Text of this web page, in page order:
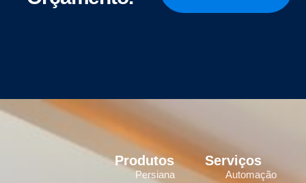
Produtos
Persiana
Serviços
Automação